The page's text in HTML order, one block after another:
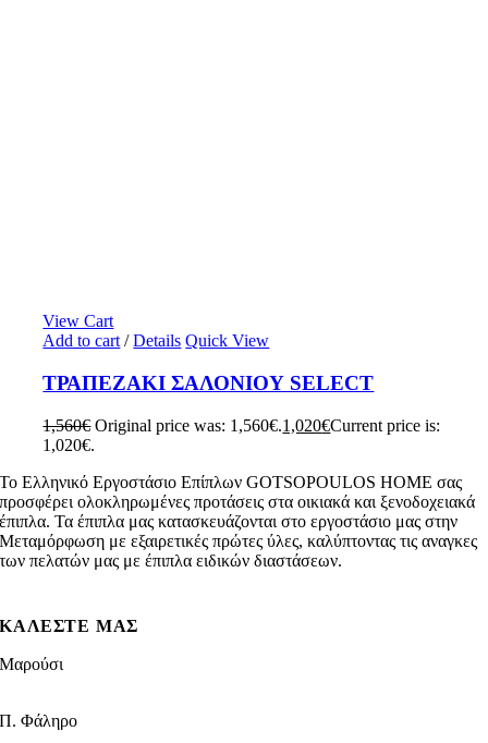
View Cart
Add to cart / Details Quick View
ΤΡΑΠΕΖΑΚΙ ΣΑΛΟΝΙΟΥ SELECT
1,560€ Original price was: 1,560€.1,020€Current price is:
1,020€.
To Ελληνικό Εργοστάσιο Επίπλων GOTSOPOULOS HOME σας
προσφέρει ολοκληρωμένες προτάσεις στα οικιακά και ξενοδοχειακά
έπιπλα. Τα έπιπλα μας κατασκευάζονται στο εργοστάσιο μας στην
Μεταμόρφωση με εξαιρετικές πρώτες ύλες, καλύπτοντας τις αναγκες
των πελατών μας με έπιπλα ειδικών διαστάσεων.
ΚΑΛΕΣΤΕ ΜΑΣ
Μαρούσι
Π. Φάληρο